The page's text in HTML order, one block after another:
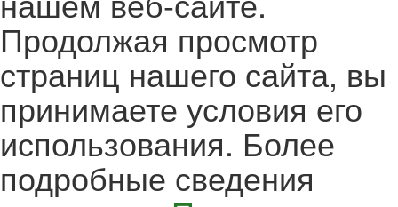
Продолжая просмотр
страниц нашего сайта, вы
принимаете условия его
использования. Более
подробные сведения